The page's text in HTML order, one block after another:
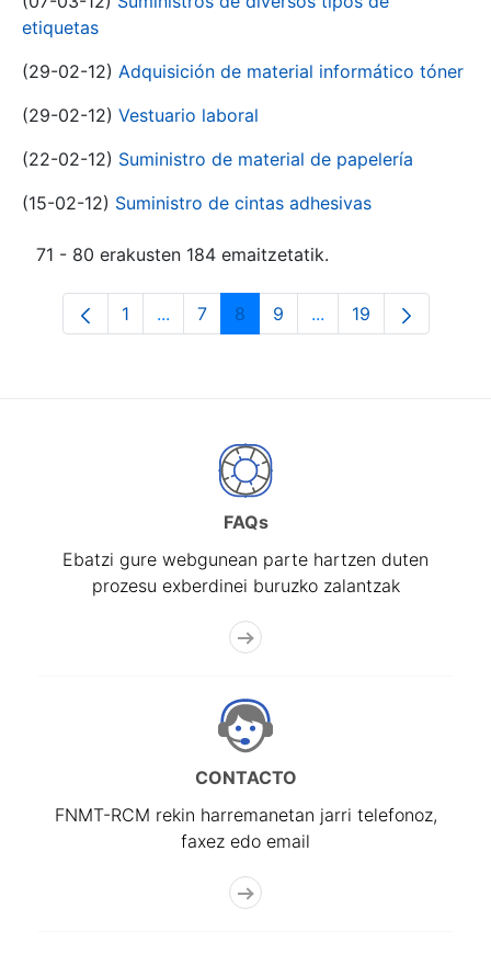
etiquetas
(29-02-12) Adquisición de material informático tóner
(29-02-12) Vestuario laboral
(22-02-12) Suministro de material de papelería
(15-02-12) Suministro de cintas adhesivas
71 - 80 erakusten 184 emaitzetatik.
Orrialdea
1 ...Intermediate Pages Use TAB to
Orrialdea
7 Orrialdea
8 Orrialdea
9 ...Intermediate Pages
Orrialdea
19
FAQs
Ebatzi gure webgunean parte hartzen duten
prozesu exberdinei buruzko zalantzak
CONTACTO
FNMT-RCM rekin harremanetan jarri telefonoz,
faxez edo email